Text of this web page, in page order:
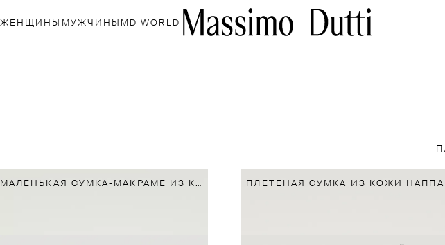
ЖЕНЩИНЫ МУЖЧИНЫ MD WORLD
МАЛЕНЬКАЯ СУМКА-МАКРАМЕ ИЗ КОЖИ НАППА ПЛЕТЕНАЯ СУМКА ИЗ КОЖИ НАППА